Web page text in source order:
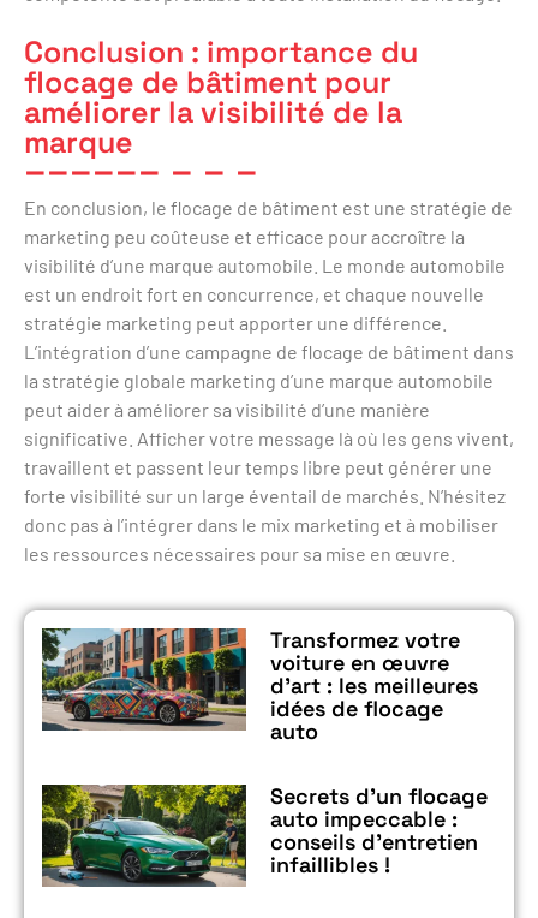
Conclusion : importance du
flocage de bâtiment pour
améliorer la visibilité de la
marque
En conclusion, le flocage de bâtiment est une stratégie de
marketing peu coûteuse et efficace pour accroître la
visibilité d’une marque automobile. Le monde automobile
est un endroit fort en concurrence, et chaque nouvelle
stratégie marketing peut apporter une différence.
L’intégration d’une campagne de flocage de bâtiment dans
la stratégie globale marketing d’une marque automobile
peut aider à améliorer sa visibilité d’une manière
significative. Afficher votre message là où les gens vivent,
travaillent et passent leur temps libre peut générer une
forte visibilité sur un large éventail de marchés. N’hésitez
donc pas à l’intégrer dans le mix marketing et à mobiliser
les ressources nécessaires pour sa mise en œuvre.
Transformez votre
voiture en œuvre
d’art : les meilleures
idées de flocage
auto
Secrets d’un flocage
auto impeccable :
conseils d’entretien
infaillibles !